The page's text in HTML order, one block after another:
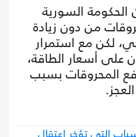
الحكومة السورية
من دون زيادة
لكن مع استمرار
على أسعار الطاقة،
المحروقات بسبب